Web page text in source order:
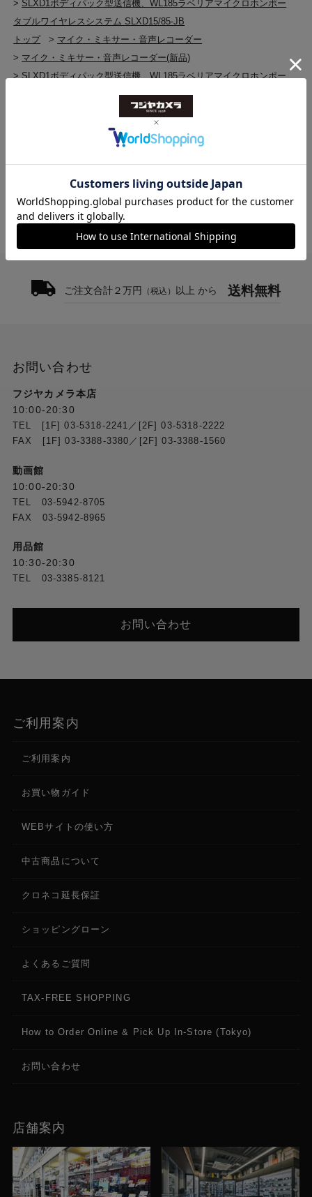
> SLXD1ボディパック型送信機、WL185ラベリアマイクロホンポー
タブルワイヤレスシステム SLXD15/85-JB
トップ
> マイク・ミキサー・音声レコーダー
> マイク・ミキサー・音声レコーダー(新品)
> SLXD1ボディパック型送信機、WL185ラベリアマイクロホンポー
タブルワイヤレスシステム SLXD15/85-JB
SLXD1ボディパック型送信機、WL185ラベリアマイクロホンポー
タブルワイヤレスシステム SLXD15/85-JB
ご注文合計２万円 （税込） 以上 から 送料無料
お問い合わせ
フジヤカメラ本店
10:00-20:30
TEL [1F] 03-5318-2241／[2F] 03-5318-2222
FAX [1F] 03-3388-3380／[2F] 03-3388-1560
動画館
10:00-20:30
TEL 03-5942-8705
FAX 03-5942-8965
用品館
10:30-20:30
TEL 03-3385-8121
お問い合わせ
ご利用案内
ご利用案内
お買い物ガイド
WEBサイトの使い方
中古商品について
クロネコ延長保証
ショッピングローン
よくあるご質問
TAX-FREE SHOPPING
How to Order Online & Pick Up In-Store (Tokyo)
お問い合わせ
店舗案内